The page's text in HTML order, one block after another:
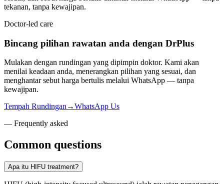
tekanan, tanpa kewajipan.
Doctor-led care
Bincang pilihan rawatan anda dengan DrPlus
Mulakan dengan rundingan yang dipimpin doktor. Kami akan
menilai keadaan anda, menerangkan pilihan yang sesuai, dan
menghantar sebut harga bertulis melalui WhatsApp — tanpa
kewajipan.
Tempah Rundingan →WhatsApp Us
— Frequently asked
Common questions
Apa itu HIFU treatment?